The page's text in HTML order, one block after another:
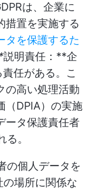
は、企業に
措置を実施する
タを保護するた
説明責任：**企
任がある。こ
の高い処理活動
（DPIA）の実施
ータ保護責任者
る。
の個人データを
場所に関係な